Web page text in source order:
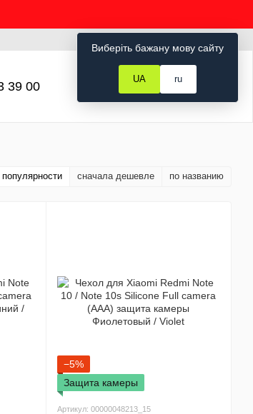
39 00 Мой заказ
популярности сначала дешевле по названию
−5%
Защита камеры
Артикул: 00000048213_15
Виберіть бажану мову сайту
UA ru